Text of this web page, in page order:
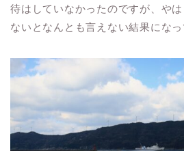
待はしていなかったのですが、や
ないとなんとも言えない結果になっ